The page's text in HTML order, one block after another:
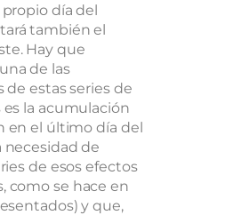
día del
también el
Hay que
de las
de estas series de
la acumulación
en el último día del
necesidad de
de esos efectos
como se hace en
y que,